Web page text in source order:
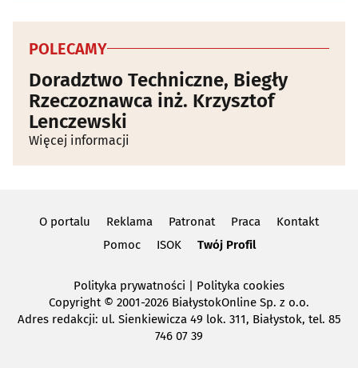
POLECAMY
Doradztwo Techniczne, Biegły
Rzeczoznawca inż. Krzysztof
Lenczewski
Więcej informacji
O portalu Reklama Patronat Praca
Kontakt
Pomoc
ISOK Twój Profil
Polityka prywatności | Polityka cookies
Copyright© 2001-2026 BiałystokOnline Sp. z o.o.
Adres redakcji: ul. Sienkiewicza 49 lok. 311, Białystok, tel. 85
746 07 39